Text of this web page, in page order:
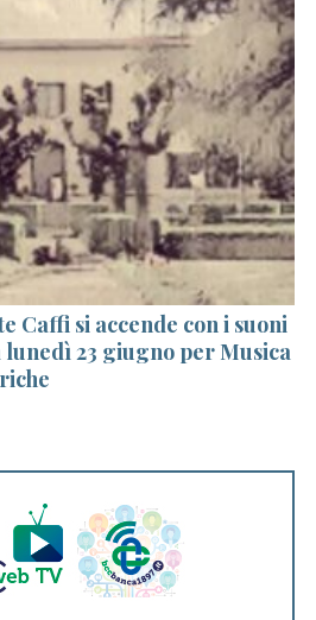
Caffi si accende con i suoni
lunedì 23 giugno per Musica